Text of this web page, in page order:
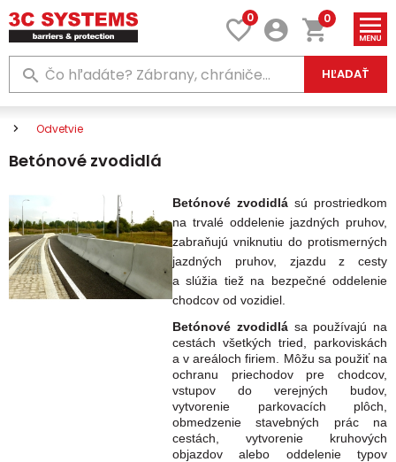
0
HĽADAŤ
0
Odvetvie
Betónové zvodidlá
Betónové zvodidlá sú prostriedkom
na trvalé oddelenie jazdných pruhov,
zabraňujú vniknutiu do protismerných
jazdných pruhov, zjazdu z cesty
a slúžia tiež na bezpečné oddelenie
chodcov od vozidiel.
Betónové zvodidlá sa používajú na
cestách všetkých tried, parkoviskách
a v areáloch firiem. Môžu sa použiť na
ochranu priechodov pre chodcov,
vstupov do verejných budov,
vytvorenie parkovacích plôch,
obmedzenie stavebných prác na
cestách, vytvorenie kruhových
objazdov alebo oddelenie typov